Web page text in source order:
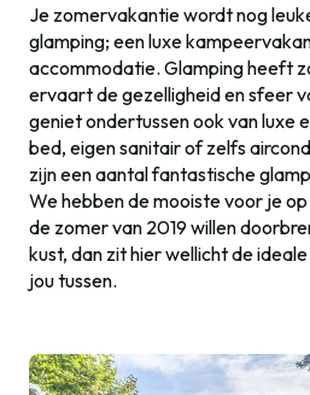
Je zomervakantie wordt nog
glamping; een luxe
accommodatie. Glamping heeft
ervaart de gezelligheid en sfeer
geniet ondertussen ook van luxe
bed, eigen sanitair of zelfs
zijn een aantal fantastische
We hebben de mooiste voor je
de zomer van 2019 willen
kust, dan zit hier wellicht de
jou tussen.